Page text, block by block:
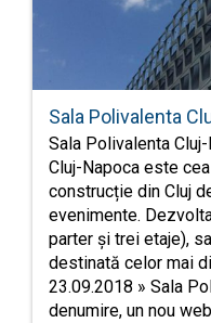
Sala Polivalenta
Sala Polivalenta
Cluj-Napoca este
construcție din Cluj
evenimente.
parter și trei etaje),
destinată celor mai
23.09.2018 » Sala
denumire, un nou